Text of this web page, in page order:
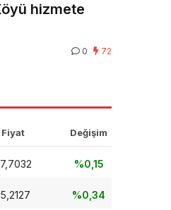
hizmete
0 72
Fiyat Değişim
%0,15
%0,34